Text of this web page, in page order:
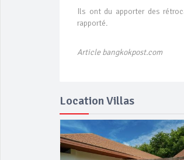
Ils ont du apporter des
rapporté.
Article bangkokpost.com
Location Villas